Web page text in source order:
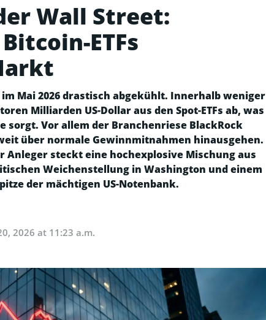
Wall Street:
ETFs
Mai 2026 drastisch abgekühlt. Innerhalb weniger
Milliarden US-Dollar aus den Spot-ETFs ab, was
sorgt. Vor allem der Branchenriese BlackRock
über normale Gewinnmitnahmen hinausgehen.
steckt eine hochexplosive Mischung aus
Weichenstellung in Washington und einem
der mächtigen US-Notenbank.
2026 at 11:23 a.m.